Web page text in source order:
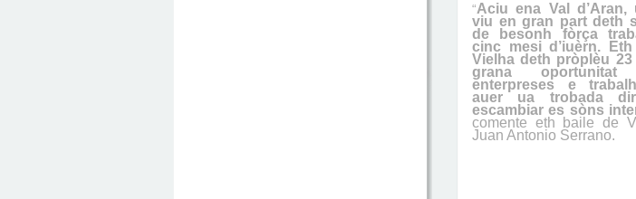
“Aciu ena Val
viu en gran part deth
de besonh fòrça
cinc mesi d’iuèrn.
Vielha deth pròplèu 23
grana
enterpreses e
auer ua trobada
escambiar es sòns
comente eth baile de
Juan Antonio Serrano.